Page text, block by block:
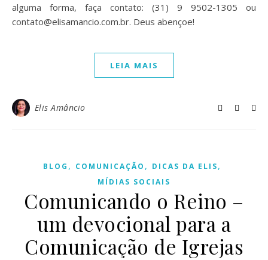
alguma forma, faça contato: (31) 9 9502-1305 ou
contato@elisamancio.com.br. Deus abençoe!
LEIA MAIS
Elis Amâncio
BLOG , COMUNICAÇÃO , DICAS DA ELIS,
MÍDIAS SOCIAIS
Comunicando o Reino –
um devocional para a
Comunicação de Igrejas